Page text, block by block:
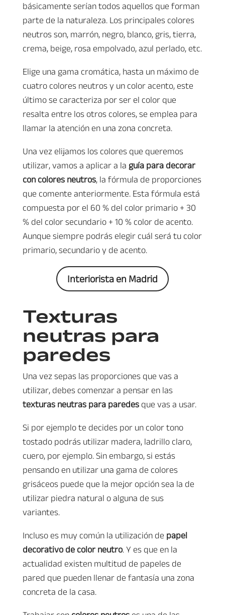
básicamente serían todos aquellos que forman
parte de la naturaleza. Los principales colores
neutros son, marrón, negro, blanco, gris, tierra,
crema, beige, rosa empolvado, azul perlado, etc.
Elige una gama cromática, hasta un máximo de
cuatro colores neutros y un color acento, este
último se caracteriza por ser el color que
resalta entre los otros colores, se emplea para
llamar la atención en una zona concreta.
Una vez elijamos los colores que queremos
utilizar, vamos a aplicar a la guía para decorar
con colores neutros, la fórmula de proporciones
que comente anteriormente. Esta fórmula está
compuesta por el 60 % del color primario + 30
% del color secundario + 10 % color de acento.
Aunque siempre podrás elegir cuál será tu color
primario, secundario y de acento.
Interiorista en Madrid
Texturas
neutras para
paredes
Una vez sepas las proporciones que vas a
utilizar, debes comenzar a pensar en las
texturas neutras para paredesque vas a usar.
Si por ejemplo te decides por un color tono
tostado podrás utilizar madera, ladrillo claro,
cuero, por ejemplo. Sin embargo, si estás
pensando en utilizar una gama de colores
grisáceos puede que la mejor opción sea la de
utilizar piedra natural o alguna de sus
variantes.
Incluso es muy común la utilización de papel
decorativo de color neutro. Y es que en la
actualidad existen multitud de papeles de
pared que pueden llenar de fantasía una zona
concreta de la casa.